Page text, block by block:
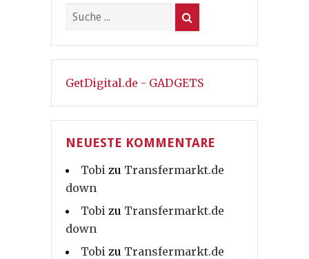
GetDigital.de - GADGETS
NEUESTE KOMMENTARE
Tobi zu Transfermarkt.de
down
Tobi zu Transfermarkt.de
down
Tobi zu Transfermarkt.de